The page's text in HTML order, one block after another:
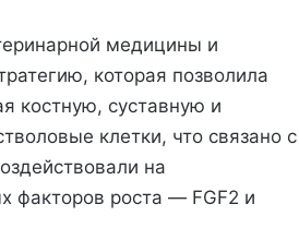
медицины и
которая позволила
костную, суставную и
клетки, что связано с
на
факторов роста — FGF2 и